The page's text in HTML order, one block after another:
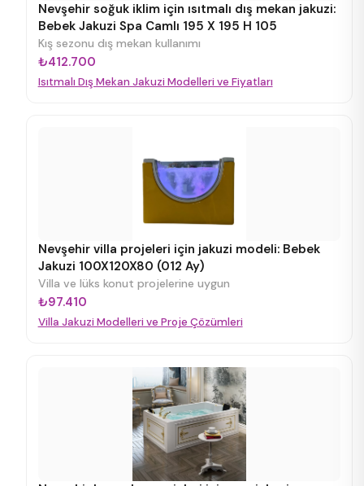
Nevşehir soğuk iklim için ısıtmalı dış mekan jakuzi:
Bebek Jakuzi Spa Camlı 195 X 195 H 105
Kış sezonu dış mekan kullanımı
₺412.700
Isıtmalı Dış Mekan Jakuzi Modelleri ve Fiyatları
Nevşehir villa projeleri için jakuzi modeli: Bebek
Jakuzi 100X120X80 (012 Ay)
Villa ve lüks konut projelerine uygun
₺97.410
Villa Jakuzi Modelleri ve Proje Çözümleri